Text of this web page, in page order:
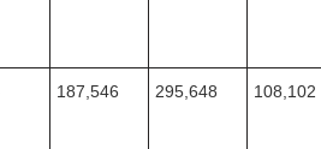
187,546 295,648 108,102